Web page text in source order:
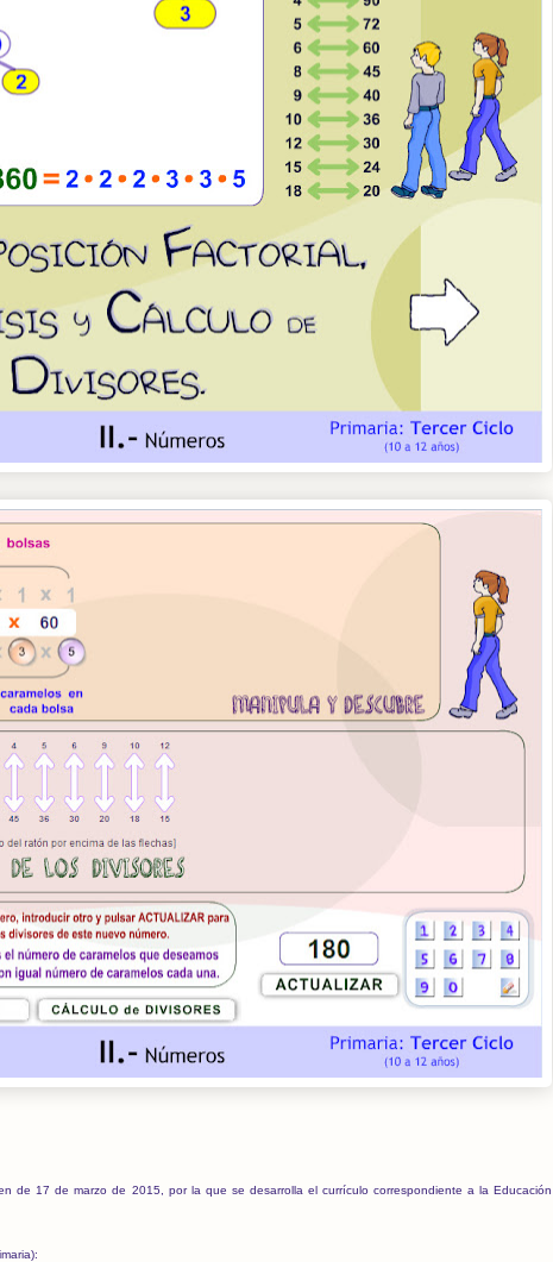
de 17 de marzo de 2015, por la que se desarrolla el currículo correspondiente a la Educación